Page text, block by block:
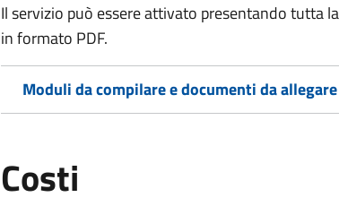
Il servizio può essere attivato presentando tutta
in formato PDF.
Moduli da compilare e documenti da allegare
Costi